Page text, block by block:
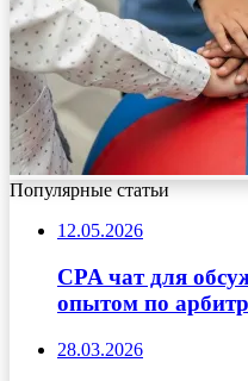
Популярные статьи
12.05.2026
CPA чат для
опытом по
28.03.2026